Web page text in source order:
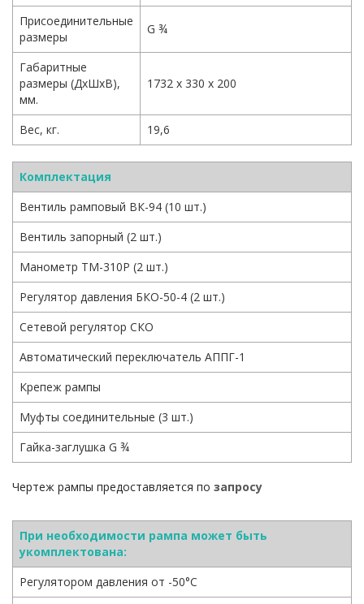
Присоединительные
размеры
G ¾
Габаритные
размеры (ДхШхВ),
мм.
1732 х 330 х 200
Вес, кг. 19,6
Комплектация
Вентиль рамповый ВК-94 (10 шт.)
Вентиль запорный (2 шт.)
Манометр ТМ-310Р (2 шт.)
Регулятор давления БКО-50-4 (2 шт.)
Сетевой регулятор СКО
Автоматический переключатель АППГ-1
Крепеж рампы
Муфты соединительные (3 шт.)
Гайка-заглушка G ¾
Чертеж рампы предоставляется по запросу
При необходимости рампа может быть
укомплектована:
Регулятором давления от -50°С